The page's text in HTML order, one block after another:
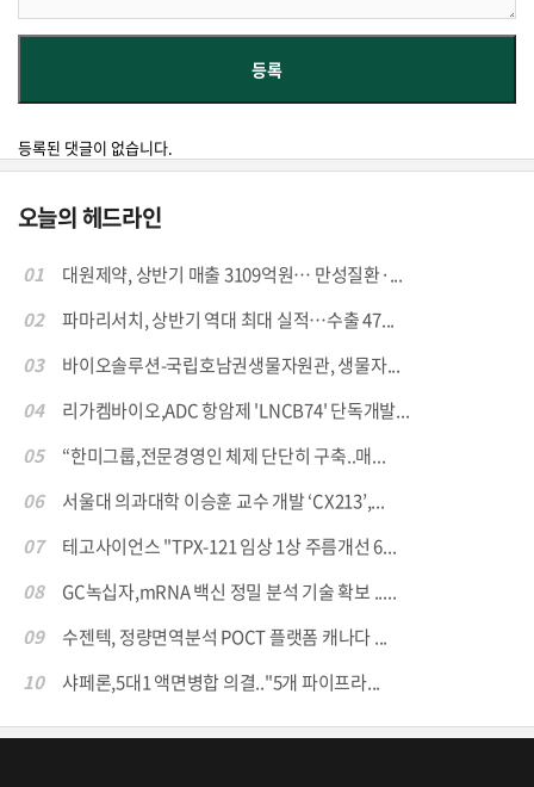
등록된 댓글이 없습니다.
오늘의 헤드라인
01
대원제약, 상반기 매출 3109억원… 만성질환·...
02
파마리서치, 상반기 역대 최대 실적…수출 47...
03
바이오솔루션-국립호남권생물자원관, 생물자...
04
리가켐바이오,ADC 항암제 'LNCB74' 단독개발...
05
“한미그룹,전문경영인 체제 단단히 구축..매...
06
서울대 의과대학 이승훈 교수 개발 ‘CX213’,...
07
테고사이언스 "TPX-121 임상 1상 주름개선 6...
08
GC녹십자,mRNA 백신 정밀 분석 기술 확보 .....
09
수젠텍, 정량면역분석 POCT 플랫폼 캐나다 ...
10
샤페론,5대1 액면병합 의결.."5개 파이프라...